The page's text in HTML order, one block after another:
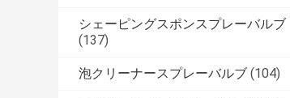
シェーピングスポンスプレーバルブ
(137)
泡クリーナースプレーバルブ (104)